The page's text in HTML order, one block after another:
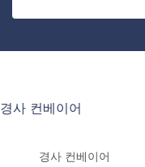
경사 컨베이어
경사 컨베이어